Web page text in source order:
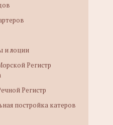
и лоции
Регистр
Регистр
постройка катеров